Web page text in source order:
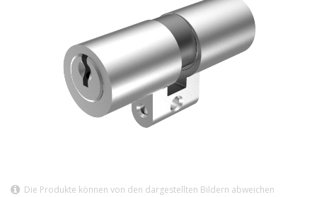
Die Produkte können von den dargestellten Bildern abweichen